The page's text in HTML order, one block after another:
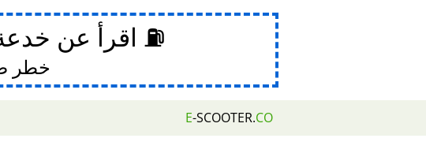
⛽ اقرأ عن
خطر
E-SCOOTER.CO